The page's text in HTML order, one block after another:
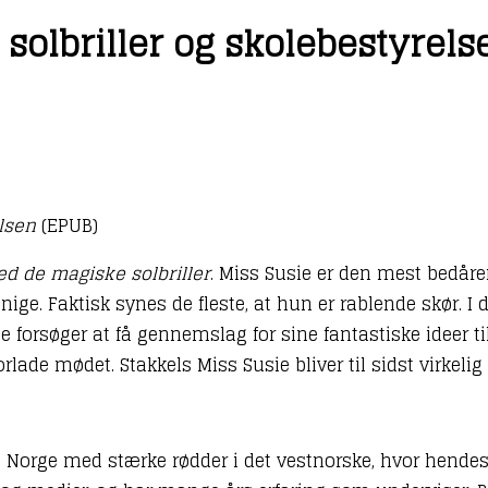
og
(EPUB)
de magiske solbriller. Miss Susie er den mest
Faktisk synes de fleste, at hun er rablende
forsøger at få gennemslag for sine fantastiske ideer
mødet. Stakkels Miss Susie bliver til sidst virkelig
med stærke rødder i det vestnorske, hvor